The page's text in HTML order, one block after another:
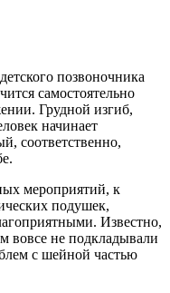
позвоночника
самостоятельно
Грудной изгиб,
начинает
соответственно,
мероприятий, к
подушек,
Известно,
вовсе не подкладывали
с шейной частью